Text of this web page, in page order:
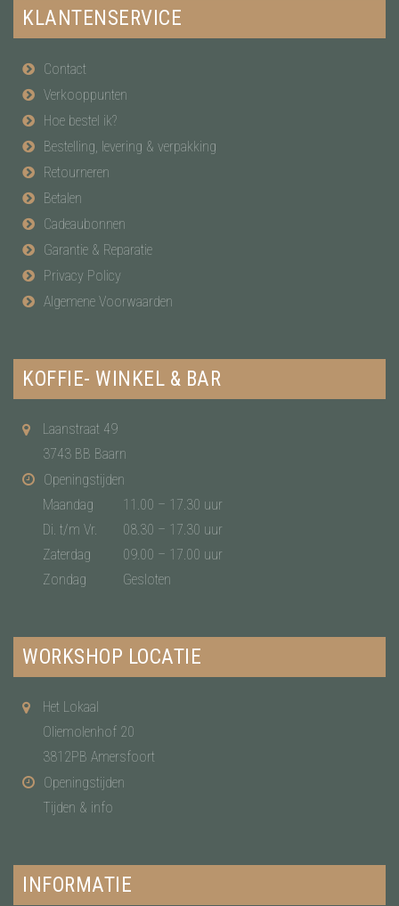
KLANTENSERVICE
Contact
Verkooppunten
Hoe bestel ik?
Bestelling, levering & verpakking
Retourneren
Betalen
Cadeaubonnen
Garantie & Reparatie
Privacy Policy
Algemene Voorwaarden
KOFFIE- WINKEL & BAR
Laanstraat 49
3743 BB Baarn
Openingstijden
Maandag
11.00 – 17.30 uur
Di. t/m Vr.
08.30 – 17.30 uur
Zaterdag
09.00 – 17.00 uur
Zondag
Gesloten
WORKSHOP LOCATIE
Het Lokaal
Oliemolenhof 20
3812PB Amersfoort
Openingstijden
Tijden & info
INFORMATIE